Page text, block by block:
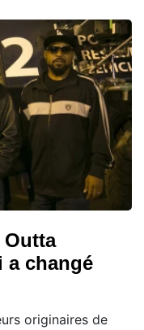
Outta
a changé
originaires de